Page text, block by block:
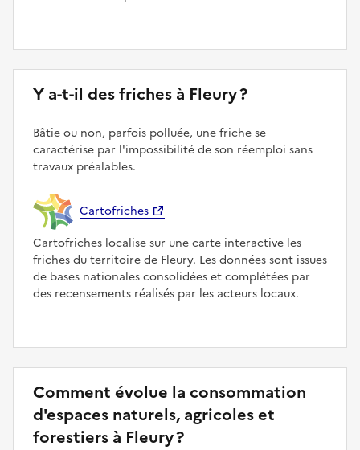
Y a-t-il des friches à Fleury ?
Bâtie ou non, parfois polluée, une friche se
caractérise par l'impossibilité de son réemploi sans
travaux préalables.
Cartofriches
Cartofriches localise sur une carte interactive les
friches du territoire de Fleury. Les données sont issues
de bases nationales consolidées et complétées par
des recensements réalisés par les acteurs locaux.
Comment évolue la consommation
d'espaces naturels, agricoles et
forestiers à Fleury ?